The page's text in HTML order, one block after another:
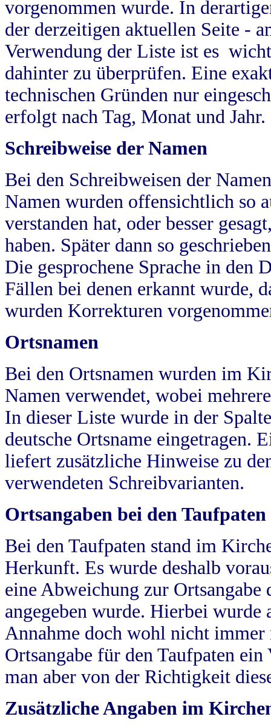
vorgenommen wurde. In
der derzeitigen aktuellen Seite -
Verwendung der Liste ist es
dahinter zu überprüfen. Eine
technischen Gründen nur
erfolgt nach Tag, Monat und Jahr.
Schreibweise der Namen
Bei den Schreibweisen der
Namen wurden offensichtlich so
verstanden hat, oder besser
haben. Später dann so
Die gesprochene Sprache in
Fällen bei denen erkannt wurde,
wurden Korrekturen
Ortsnamen
Bei den Ortsnamen wurden im
Namen verwendet, wobei
In dieser Liste wurde in der
deutsche Ortsname eingetragen.
liefert zusätzliche Hinweise zu
verwendeten Schreibvarianten.
Ortsangaben bei den Taufpaten
Bei den Taufpaten stand im
Herkunft. Es wurde deshalb
eine Abweichung zur
angegeben wurde. Hierbei wurde
Annahme doch wohl nicht
Ortsangabe für den Taufpaten
man aber von der Richtigkeit
Zusätzliche Angaben im